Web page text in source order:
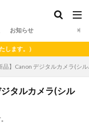
お知らせ
す。）
品】Canon デジタルカメラ(シ
タルカメラ(シル